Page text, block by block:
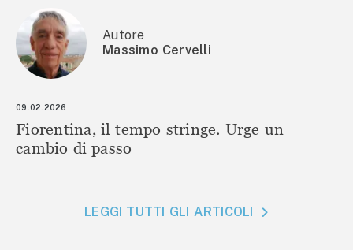
Autore
Massimo Cervelli
09.02.2026
Fiorentina, il tempo stringe. Urge un
cambio di passo
LEGGI TUTTI GLI ARTICOLI